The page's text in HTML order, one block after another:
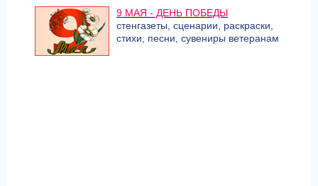
9 МАЯ - ДЕНЬ ПОБЕДЫ
стенгазеты, сценарии, раскраски,
стихи, песни, сувениры ветеранам